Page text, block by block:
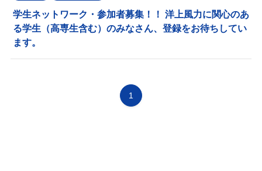
学生ネットワーク・参加者募集！！ 洋上風力に関心のあ
る学生（高専生含む）のみなさん、登録をお待ちしてい
ます。
1